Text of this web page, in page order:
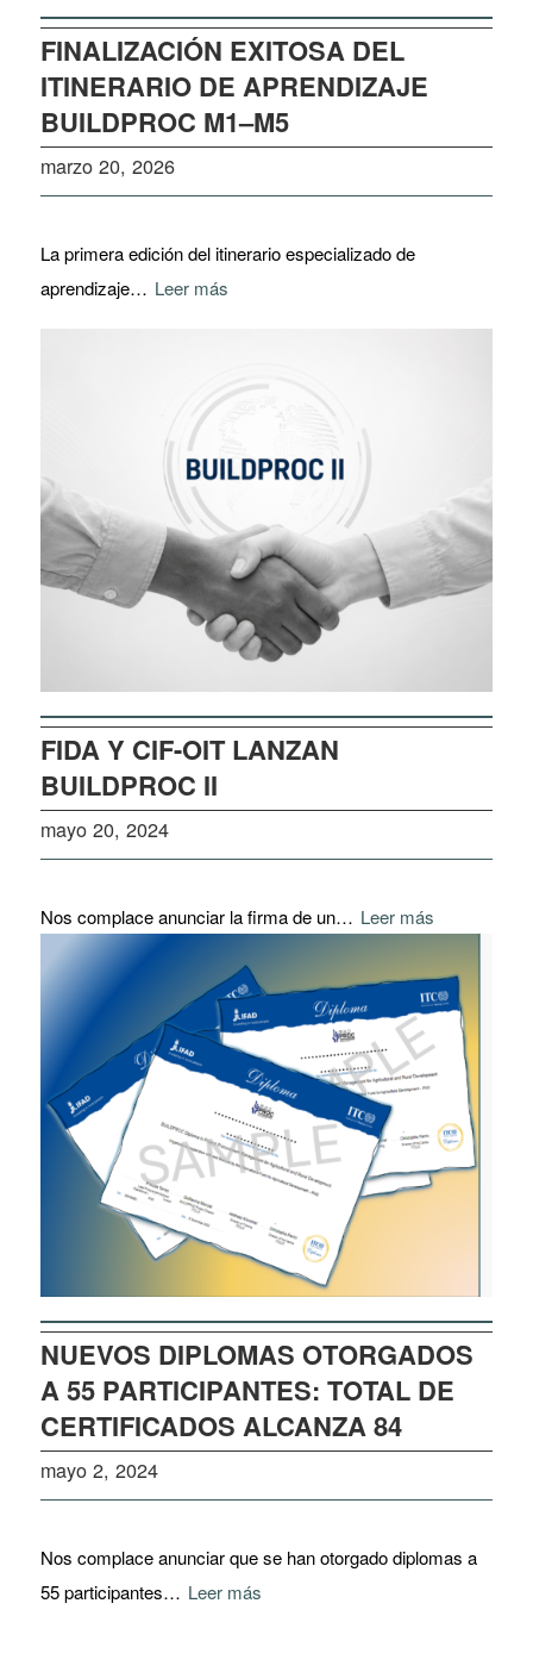
FINALIZACIÓN EXITOSA DEL
ITINERARIO DE APRENDIZAJE
BUILDPROC M1–M5
marzo 20, 2026
La primera edición del itinerario especializado de
aprendizaje… Leer más
FIDA Y CIF-OIT LANZAN
BUILDPROC II
mayo 20, 2024
Nos complace anunciar la firma de un… Leer más
NUEVOS DIPLOMAS OTORGADOS
A 55 PARTICIPANTES: TOTAL DE
CERTIFICADOS ALCANZA 84
mayo 2, 2024
Nos complace anunciar que se han otorgado diplomas a
55 participantes… Leer más